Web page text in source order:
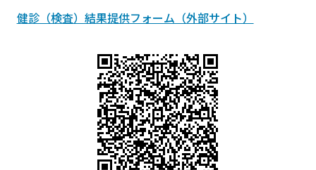
健診（検査）結果提供フォーム（外部サイト）